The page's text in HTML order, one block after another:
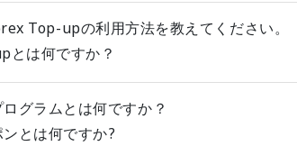
Top-upの利用方法を教えてください。
とは何ですか？
グラムとは何ですか？
ンとは何ですか?